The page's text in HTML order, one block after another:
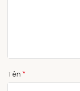
Tên*